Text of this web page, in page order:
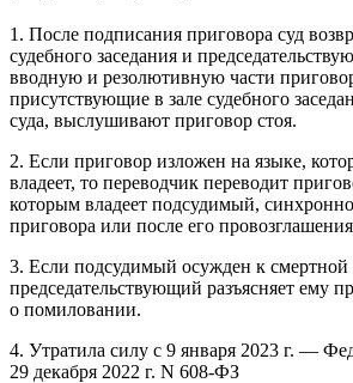
1. После подписания приговора суд
судебного заседания и
вводную и резолютивную части
присутствующие в зале судебного
суда, выслушивают приговор стоя.
2. Если приговор изложен на языке,
владеет, то переводчик переводит
которым владеет подсудимый,
приговора или после его
3. Если подсудимый осужден к смертной
председательствующий разъясняет ему
о помиловании.
4. Утратила силу с 9 января 2023 г. —
29 декабря 2022 г. N 608-ФЗ